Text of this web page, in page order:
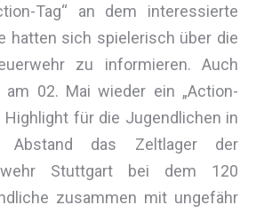
Tag“ an dem interessierte
hatten sich spielerisch über die
zu informieren. Auch
02. Mai wieder ein „Action-
Highlight für die Jugendlichen in
das Zeltlager der
Stuttgart bei dem 120
zusammen mit ungefähr